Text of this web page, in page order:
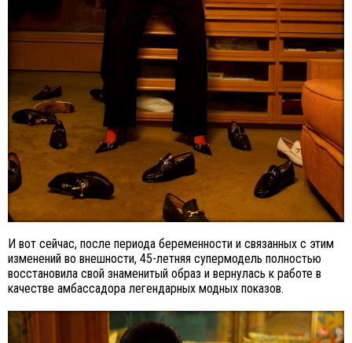
И вот сейчас, после периода беременности и связанных с этим
изменений во внешности, 45-летняя супермодель полностью
восстановила свой знаменитый образ и вернулась к работе в
качестве амбассадора легендарных модных показов.